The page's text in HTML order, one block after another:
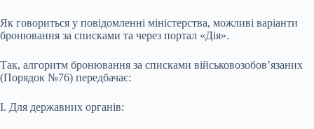
Як говориться у повідомленні міністерства, можливі варіанти
бронювання за списками та через портал «Дія».
Так, алгоритм бронювання за списками військовозобов’язаних
(Порядок №76) передбачає:
I. Для державних органів: